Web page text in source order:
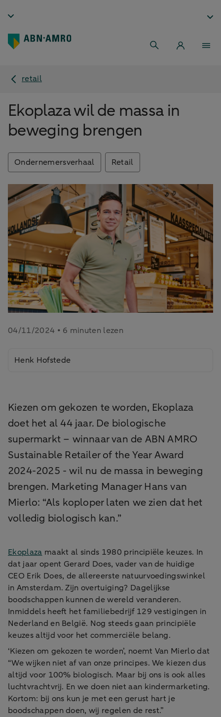
retail
Ekoplaza wil de massa in
beweging brengen
Ondernemersverhaal Retail
04/11/2024 • 6 minuten lezen
Henk Hofstede
Kiezen om gekozen te worden, Ekoplaza
doet het al 44 jaar. De biologische
supermarkt – winnaar van de ABN AMRO
Sustainable Retailer of the Year Award
2024-2025 - wil nu de massa in beweging
brengen. Marketing Manager Hans van
Mierlo: “Als koploper laten we zien dat het
volledig biologisch kan.”
Ekoplaza maakt al sinds 1980 principiële keuzes. In
dat jaar opent Gerard Does, vader van de huidige
CEO Erik Does, de allereerste natuurvoedingswinkel
in Amsterdam. Zijn overtuiging? Dagelijkse
boodschappen kunnen de wereld veranderen.
Inmiddels heeft het familiebedrijf 129 vestigingen in
Nederland en België. Nog steeds gaan principiële
keuzes altijd voor het commerciële belang.
‘Kiezen om gekozen te worden’, noemt Van Mierlo dat
“We wijken niet af van onze principes. We kiezen dus
altijd voor 100% biologisch. Maar bij ons is ook alles
luchtvrachtvrij. En we doen niet aan kindermarketing.
Kortom: bij ons kun je met een gerust hart je
boodschappen doen, wij regelen de rest.”